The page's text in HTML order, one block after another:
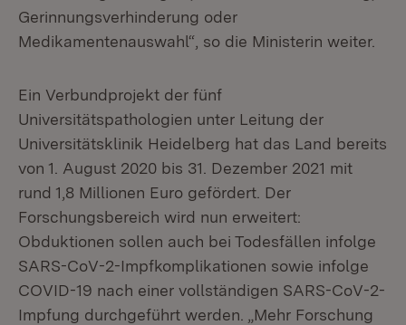
Gerinnungsverhinderung oder
Medikamentenauswahl“, so die Ministerin weiter.
Ein Verbundprojekt der fünf
Universitätspathologien unter Leitung der
Universitätsklinik Heidelberg hat das Land bereits
von 1. August 2020 bis 31. Dezember 2021 mit
rund 1,8 Millionen Euro gefördert. Der
Forschungsbereich wird nun erweitert:
Obduktionen sollen auch bei Todesfällen infolge
SARS-CoV-2-Impfkomplika­tionen sowie infolge
COVID-19 nach einer vollständigen SARS-CoV-2-
Impfung durchgeführt werden. „Mehr Forschung